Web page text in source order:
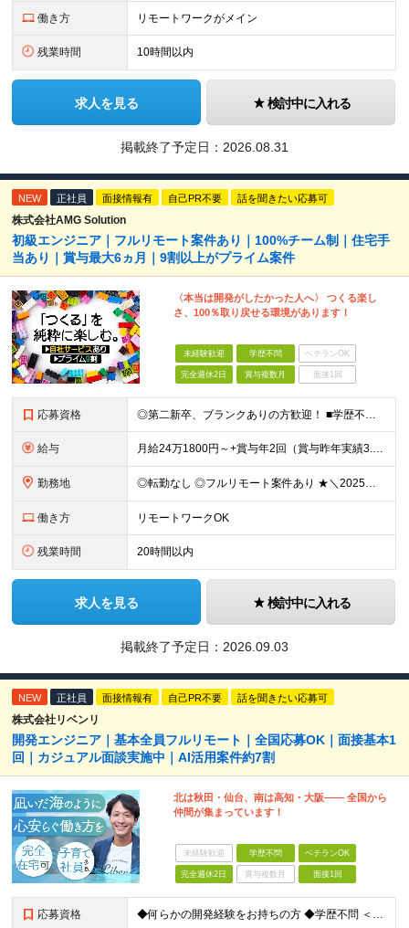
働き方 リモートワークがメイン
残業時間 10時間以内
求人を見る 検討中に入れる
掲載終了予定日： 2026.08.31
NEW 正社員 面接情報有 自己PR不要 話を聞きたい応募可
株式会社AMG Solution
初級エンジニア｜フルリモート案件あり｜100%チーム制｜住宅手
当あり｜賞与最大6ヵ月｜9割以上がプライム案件
〈本当は開発がしたかった人へ〉 つくる楽し
さ、100％取り戻せる環境があります！
未経験歓迎 学歴不問 ベテランOK
完全週休2日 賞与複数月 面接1回
応募資格 ◎第二新卒、ブランクありの方歓迎！ ■学歴不問 ■何らかの開発経験またはプログラミングや保守・運用のご経験 ※言語や経験年数は不問 ＜こんな方にピッタリです＞ □ 上流のスキルを身につけたい □ 再
給与 月給24万1800円～+賞与年2回（賞与昨年実績3.2ヶ月）+各種手当＋住宅手当あり(最大1万5千円) ※経験やスキルを考慮して決定します。 ※上記月給には一律支給の住宅手当・永年勤続手当を含みます
勤務地 ◎転勤なし ◎フルリモート案件あり ★＼2025年10月20日にNEWオフィス移転／★ ━━━━━━━━━━━━━━━━━━━━━━ AMG Solutionは、日本橋大伝馬町に移転！ 移転に向けて
働き方 リモートワークOK
残業時間 20時間以内
求人を見る 検討中に入れる
掲載終了予定日： 2026.09.03
NEW 正社員 面接情報有 自己PR不要 話を聞きたい応募可
株式会社リベンリ
開発エンジニア｜基本全員フルリモート｜全国応募OK｜面接基本1
回｜カジュアル面談実施中｜AI活用案件約7割
北は秋田・仙台、南は高知・大阪—— 全国から
仲間が集まっています！
未経験歓迎 学歴不問 ベテランOK
完全週休2日 賞与複数月 面接1回
応募資格 ◆何らかの開発経験をお持ちの方 ◆学歴不問 ＜特に歓迎する方＞ ◎リーダー経験・PM経験のある方（優遇します） ◎フルリモートでも自律的に動ける方 ◎自社サービスや受託開発にゆくゆく携わりたい方 ◎